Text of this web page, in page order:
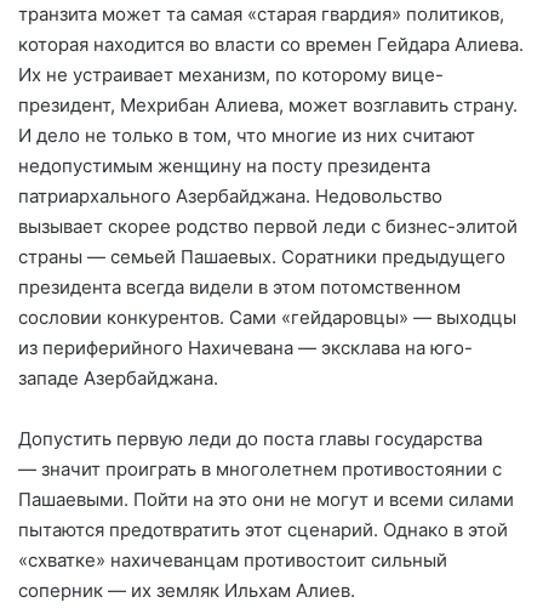
транзита может та самая «старая гвардия» политиков,
которая находится во власти со времен Гейдара Алиева.
Их не устраивает механизм, по которому вице-
президент, Мехрибан Алиева, может возглавить страну.
И дело не только в том, что многие из них считают
недопустимым женщину на посту президента
патриархального Азербайджана. Недовольство
вызывает скорее родство первой леди с бизнес-элитой
страны — семьей Пашаевых. Соратники предыдущего
президента всегда видели в этом потомственном
сословии конкурентов. Сами «гейдаровцы» — выходцы
из периферийного Нахичевана — эксклава на юго-
западе Азербайджана.
Допустить первую леди до поста главы государства
— значит проиграть в многолетнем противостоянии с
Пашаевыми. Пойти на это они не могут и всеми силами
пытаются предотвратить этот сценарий. Однако в этой
«схватке» нахичеванцам противостоит сильный
соперник — их земляк Ильхам Алиев.